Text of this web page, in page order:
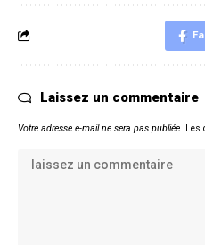
Laissez un commentaire
Votre adresse e-mail ne sera pas publiée. Les